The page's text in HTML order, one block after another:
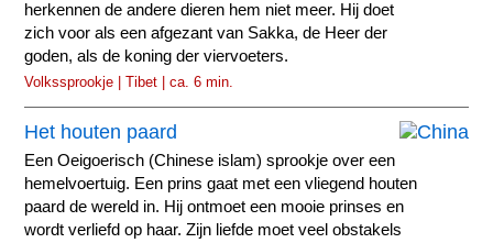
herkennen de andere dieren hem niet meer. Hij doet
zich voor als een afgezant van Sakka, de Heer der
goden, als de koning der viervoeters.
Volkssprookje | Tibet | ca. 6 min.
Het houten paard
Een Oeigoerisch (Chinese islam) sprookje over een
hemelvoertuig. Een prins gaat met een vliegend houten
paard de wereld in. Hij ontmoet een mooie prinses en
wordt verliefd op haar. Zijn liefde moet veel obstakels